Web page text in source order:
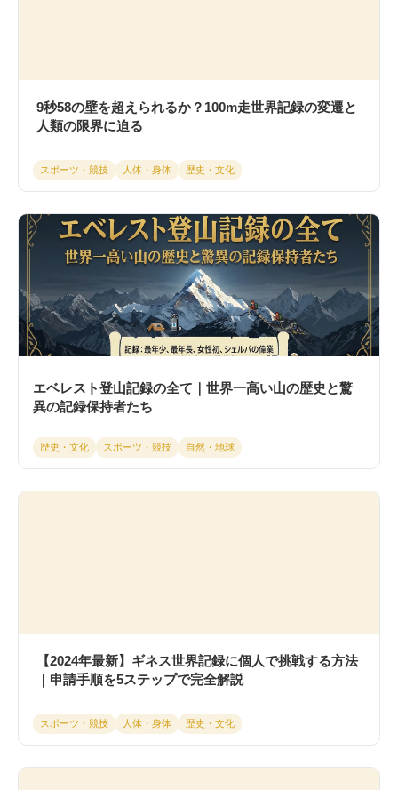
9秒58の壁を超えられるか？100m走世界記録の変遷と
人類の限界に迫る
スポーツ・競技 人体・身体 歴史・文化
エベレスト登山記録の全て｜世界一高い山の歴史と驚
異の記録保持者たち
歴史・文化 スポーツ・競技 自然・地球
【2024年最新】ギネス世界記録に個人で挑戦する方法
｜申請手順を5ステップで完全解説
スポーツ・競技 人体・身体 歴史・文化